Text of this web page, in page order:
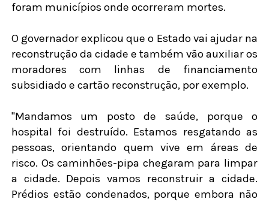
foram municípios onde ocorreram mortes.
O governador explicou que o Estado vai ajudar na
reconstrução da cidade e também vão auxiliar os
moradores com linhas de financiamento
subsidiado e cartão reconstrução, por exemplo.
"Mandamos um posto de saúde, porque o
hospital foi destruído. Estamos resgatando as
pessoas, orientando quem vive em áreas de
risco. Os caminhões-pipa chegaram para limpar
a cidade. Depois vamos reconstruir a cidade.
Prédios estão condenados, porque embora não